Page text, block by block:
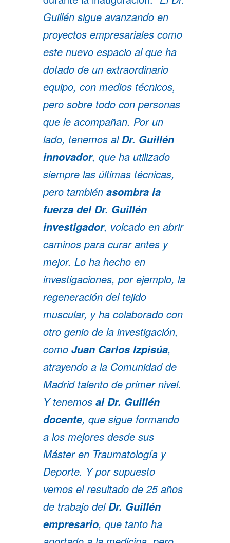
Guillén sigue avanzando en
proyectos empresariales como
este nuevo espacio al que ha
dotado de un extraordinario
equipo, con medios técnicos,
pero sobre todo con personas
que le acompañan. Por un
lado, tenemos alDr. Guillén
innovador, que ha utilizado
siempre las últimas técnicas,
pero también asombra la
fuerza del Dr. Guillén
investigador, volcado en abrir
caminos para curar antes y
mejor. Lo ha hecho en
investigaciones, por ejemplo, la
regeneración del tejido
muscular, y ha colaborado con
otro genio de la investigación,
como Juan Carlos Izpisúa,
atrayendo a la Comunidad de
Madrid talento de primer nivel.
Y tenemos al Dr. Guillén
docente, que sigue formando
a los mejores desde sus
Máster en Traumatología y
Deporte. Y por supuesto
vemos el resultado de 25 años
de trabajo delDr. Guillén
empresario, que tanto ha